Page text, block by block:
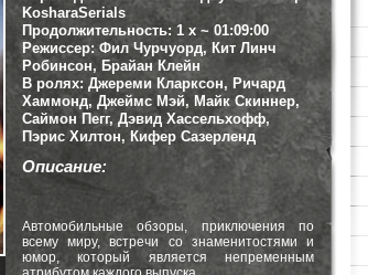
KosharaSerials
Продолжительность: 1 х ~ 01:09:00
Режиссер:Фил Чурчуорд, Кит Линч
Робинсон, Брайан Клейн
В ролях: Джереми Кларксон, Ричард
Хаммонд, Джеймс Мэй, Майк Скиннер,
Саймон Пегг, Дэвид Хассельхофф,
Пэрис Хилтон, Кифер Сазерленд
Описание:
Автомобильные обзоры, приключения по
всему миру, встречи со знаменитостями и
юмор, который является непременным